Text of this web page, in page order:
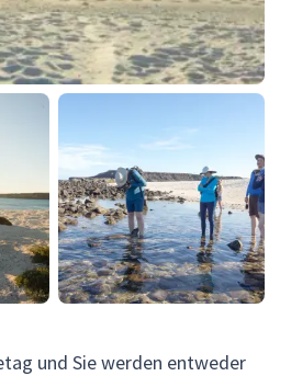
und Sie werden entweder